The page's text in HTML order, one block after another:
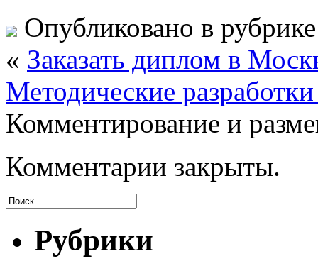
Опубликовано в
« Заказать диплом в
Методические
Комментирование и
Комментарии закрыты.
Рубрики